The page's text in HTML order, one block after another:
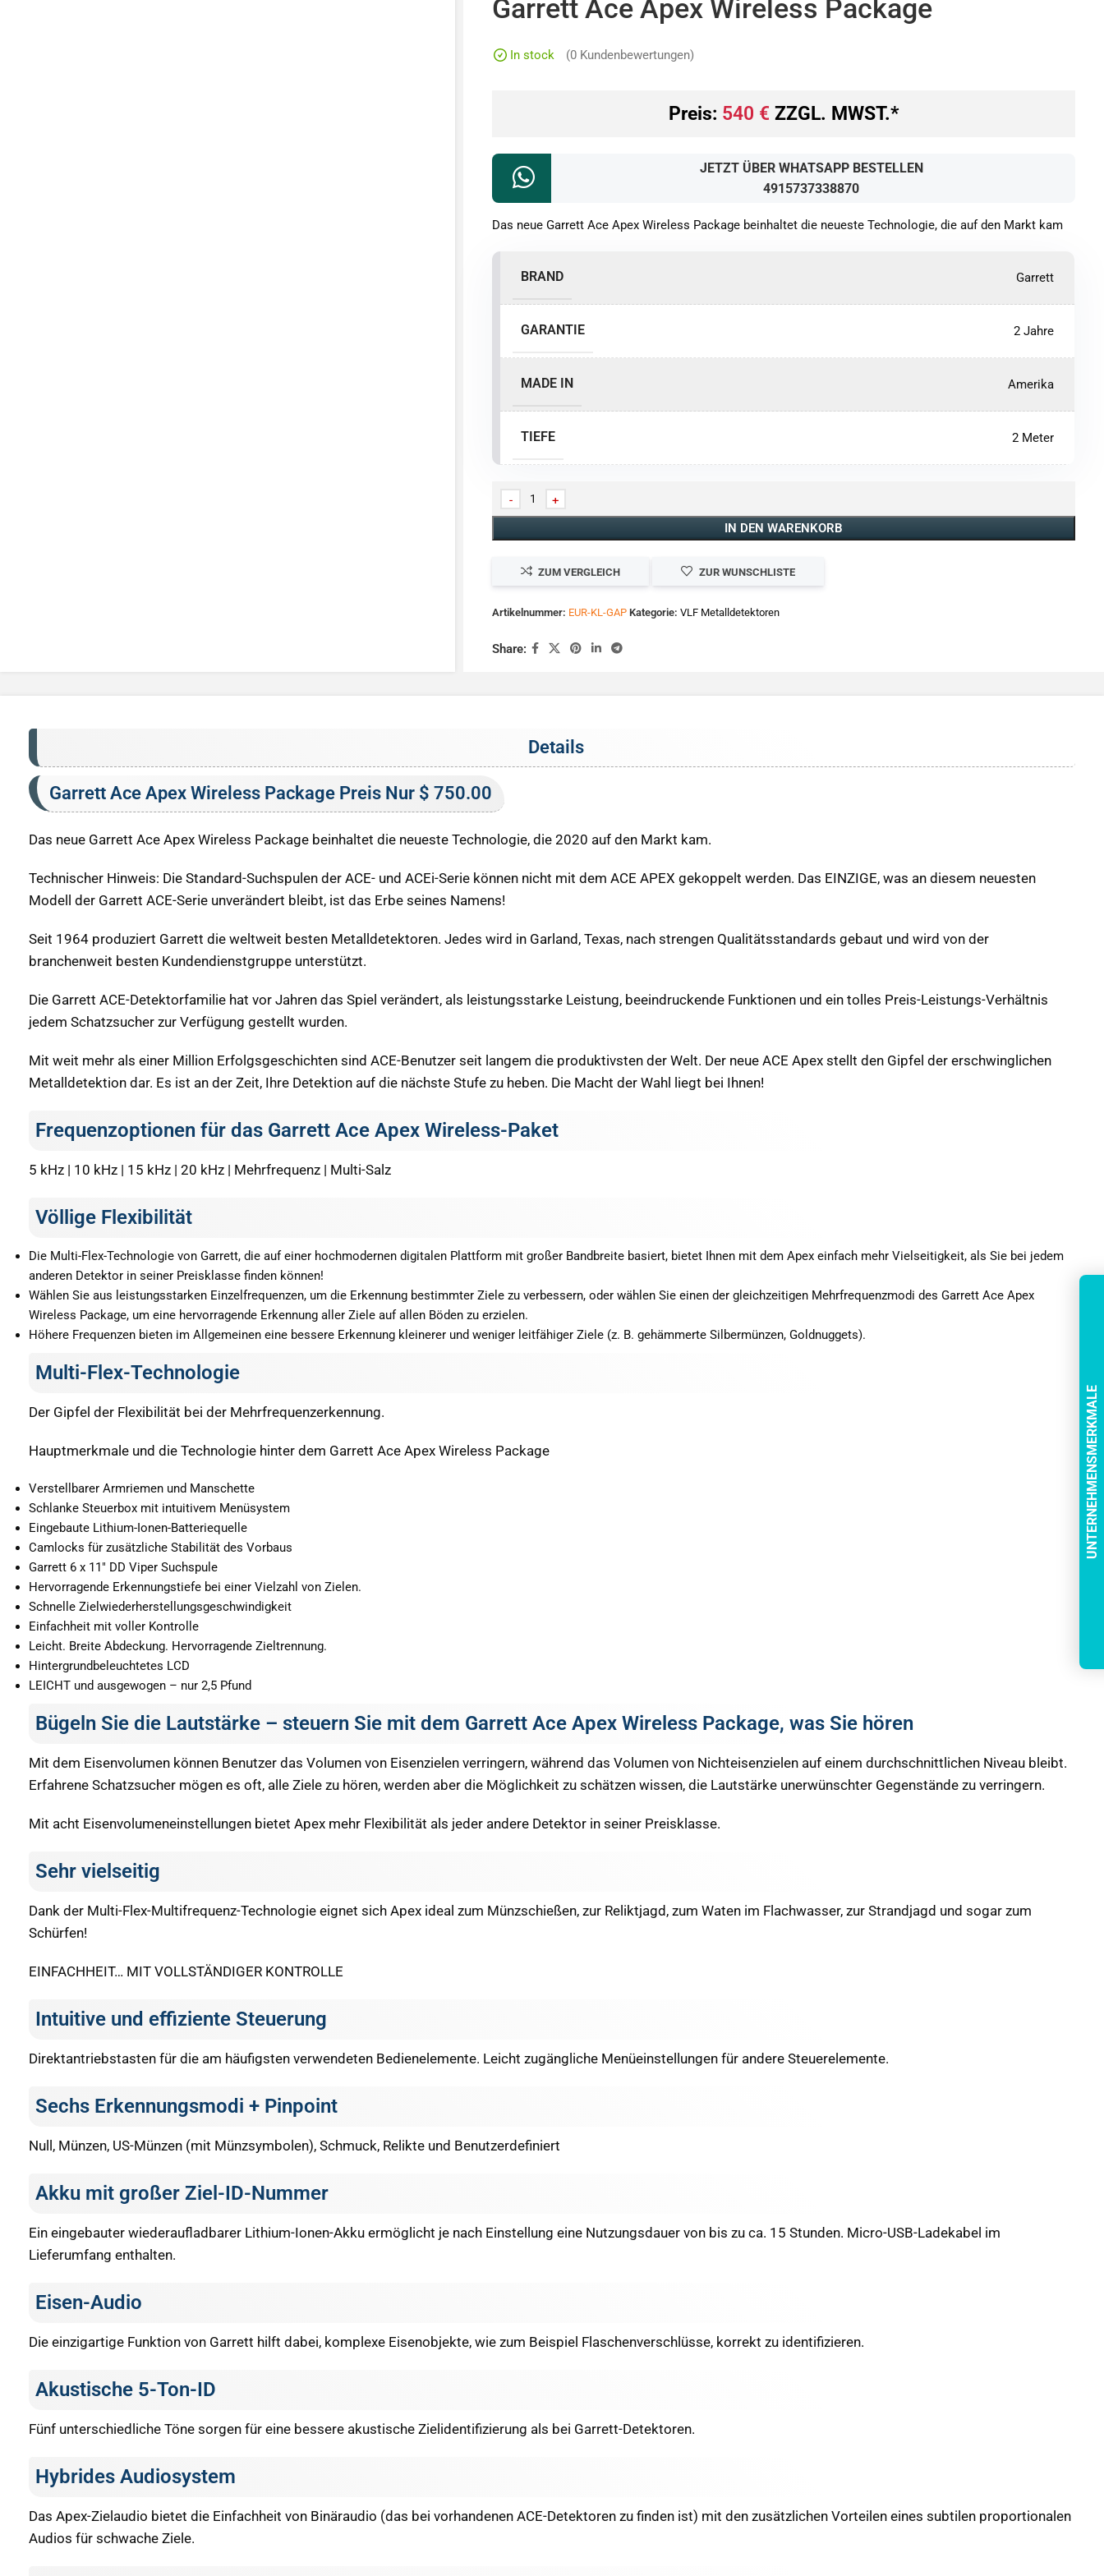
Garrett Ace Apex Wireless Package
In stock (0 Kundenbewertungen)
Preis: 540 € ZZGL. MWST.*
JETZT ÜBER WHATSAPP BESTELLEN
4915737338870
Das neue Garrett Ace Apex Wireless Package beinhaltet die neueste Technologie, die auf den Markt kam
BRAND Garrett
GARANTIE 2 Jahre
MADE IN Amerika
TIEFE 2 Meter
IN DEN WARENKORB
ZUM VERGLEICH ZUR WUNSCHLISTE
Artikelnummer: EUR-KL-GAPKategorie: VLF Metalldetektoren
Share:
UNTERNEHMENSMERKMALE
Details
Garrett Ace Apex Wireless Package Preis Nur $ 750.00
Das neue Garrett Ace Apex Wireless Package beinhaltet die neueste Technologie, die 2020 auf den Markt kam.
Technischer Hinweis: Die Standard-Suchspulen der ACE- und ACEi-Serie können nicht mit dem ACE APEX gekoppelt werden. Das EINZIGE, was an diesem neuesten
Modell der Garrett ACE-Serie unverändert bleibt, ist das Erbe seines Namens!
Seit 1964 produziert Garrett die weltweit besten Metalldetektoren. Jedes wird in Garland, Texas, nach strengen Qualitätsstandards gebaut und wird von der
branchenweit besten Kundendienstgruppe unterstützt.
Die Garrett ACE-Detektorfamilie hat vor Jahren das Spiel verändert, als leistungsstarke Leistung, beeindruckende Funktionen und ein tolles Preis-Leistungs-Verhältnis
jedem Schatzsucher zur Verfügung gestellt wurden.
Mit weit mehr als einer Million Erfolgsgeschichten sind ACE-Benutzer seit langem die produktivsten der Welt. Der neue ACE Apex stellt den Gipfel der erschwinglichen
Metalldetektion dar. Es ist an der Zeit, Ihre Detektion auf die nächste Stufe zu heben. Die Macht der Wahl liegt bei Ihnen!
Frequenzoptionen für das Garrett Ace Apex Wireless-Paket
5 kHz | 10 kHz | 15 kHz | 20 kHz | Mehrfrequenz | Multi-Salz
Völlige Flexibilität
Die Multi-Flex-Technologie von Garrett, die auf einer hochmodernen digitalen Plattform mit großer Bandbreite basiert, bietet Ihnen mit dem Apex einfach mehr Vielseitigkeit, als Sie bei jedem
anderen Detektor in seiner Preisklasse finden können!
Wählen Sie aus leistungsstarken Einzelfrequenzen, um die Erkennung bestimmter Ziele zu verbessern, oder wählen Sie einen der gleichzeitigen Mehrfrequenzmodi des Garrett Ace Apex
Wireless Package, um eine hervorragende Erkennung aller Ziele auf allen Böden zu erzielen.
Höhere Frequenzen bieten im Allgemeinen eine bessere Erkennung kleinerer und weniger leitfähiger Ziele (z. B. gehämmerte Silbermünzen, Goldnuggets).
Multi-Flex-Technologie
Der Gipfel der Flexibilität bei der Mehrfrequenzerkennung.
Hauptmerkmale und die Technologie hinter dem Garrett Ace Apex Wireless Package
Verstellbarer Armriemen und Manschette
Schlanke Steuerbox mit intuitivem Menüsystem
Eingebaute Lithium-Ionen-Batteriequelle
Camlocks für zusätzliche Stabilität des Vorbaus
Garrett 6 x 11″ DD Viper Suchspule
Hervorragende Erkennungstiefe bei einer Vielzahl von Zielen.
Schnelle Zielwiederherstellungsgeschwindigkeit
Einfachheit mit voller Kontrolle
Leicht. Breite Abdeckung. Hervorragende Zieltrennung.
Hintergrundbeleuchtetes LCD
LEICHT und ausgewogen – nur 2,5 Pfund
Bügeln Sie die Lautstärke – steuern Sie mit dem Garrett Ace Apex Wireless Package, was Sie hören
Mit dem Eisenvolumen können Benutzer das Volumen von Eisenzielen verringern, während das Volumen von Nichteisenzielen auf einem durchschnittlichen Niveau bleibt.
Erfahrene Schatzsucher mögen es oft, alle Ziele zu hören, werden aber die Möglichkeit zu schätzen wissen, die Lautstärke unerwünschter Gegenstände zu verringern.
Mit acht Eisenvolumeneinstellungen bietet Apex mehr Flexibilität als jeder andere Detektor in seiner Preisklasse.
Sehr vielseitig
Dank der Multi-Flex-Multifrequenz-Technologie eignet sich Apex ideal zum Münzschießen, zur Reliktjagd, zum Waten im Flachwasser, zur Strandjagd und sogar zum
Schürfen!
EINFACHHEIT… MIT VOLLSTÄNDIGER KONTROLLE
Intuitive und effiziente Steuerung
Direktantriebstasten für die am häufigsten verwendeten Bedienelemente. Leicht zugängliche Menüeinstellungen für andere Steuerelemente.
Sechs Erkennungsmodi + Pinpoint
Null, Münzen, US-Münzen (mit Münzsymbolen), Schmuck, Relikte und Benutzerdefiniert
Akku mit großer Ziel-ID-Nummer
Ein eingebauter wiederaufladbarer Lithium-Ionen-Akku ermöglicht je nach Einstellung eine Nutzungsdauer von bis zu ca. 15 Stunden. Micro-USB-Ladekabel im
Lieferumfang enthalten.
Eisen-Audio
Die einzigartige Funktion von Garrett hilft dabei, komplexe Eisenobjekte, wie zum Beispiel Flaschenverschlüsse, korrekt zu identifizieren.
Akustische 5-Ton-ID
Fünf unterschiedliche Töne sorgen für eine bessere akustische Zielidentifizierung als bei Garrett-Detektoren.
Hybrides Audiosystem
Das Apex-Zielaudio bietet die Einfachheit von Binäraudio (das bei vorhandenen ACE-Detektoren zu finden ist) mit den zusätzlichen Vorteilen eines subtilen proportionalen
Audios für schwache Ziele.